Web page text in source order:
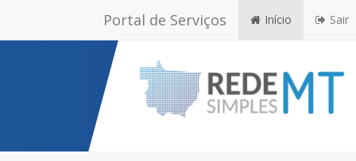
Portal de Serviços Início Sair